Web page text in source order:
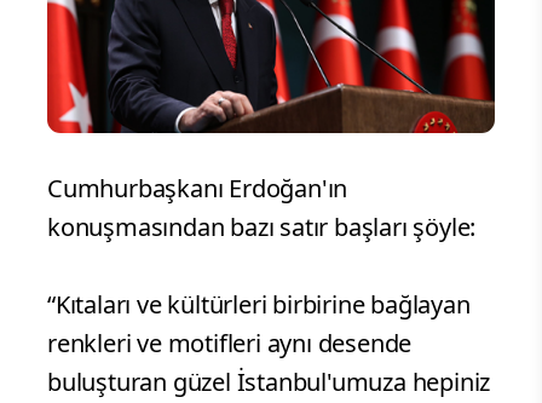
Cumhurbaşkanı Erdoğan'ın
konuşmasından bazı satır başları şöyle:
“Kıtaları ve kültürleri birbirine bağlayan
renkleri ve motifleri aynı desende
buluşturan güzel İstanbul'umuza hepiniz